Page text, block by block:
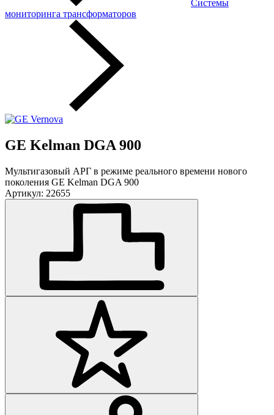
Системы
мониторинга трансформаторов
GE Kelman DGA 900
Мультигазовый АРГ в режиме реального времени нового
поколения GE Kelman DGA 900
Артикул: 22655